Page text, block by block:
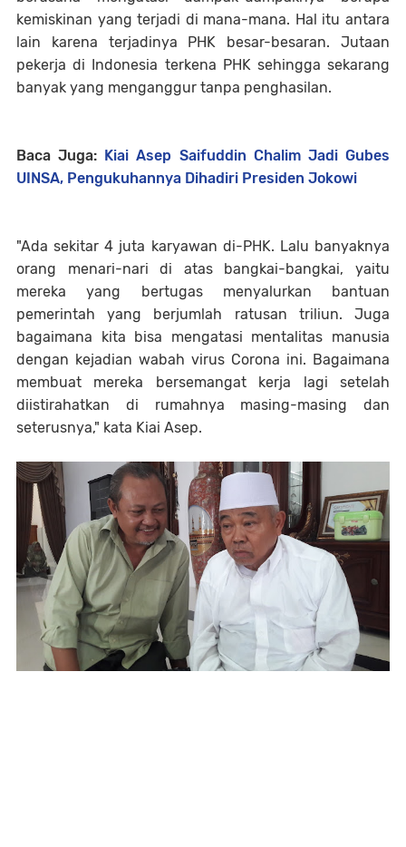
kemiskinan yang terjadi di mana-mana. Hal itu antara
lain karena terjadinya PHK besar-besaran. Jutaan
pekerja di Indonesia terkena PHK sehingga sekarang
banyak yang menganggur tanpa penghasilan.
Baca Juga: Kiai Asep Saifuddin Chalim Jadi Gubes
UINSA, Pengukuhannya Dihadiri Presiden Jokowi
"Ada sekitar 4 juta karyawan di-PHK. Lalu banyaknya
orang menari-nari di atas bangkai-bangkai, yaitu
mereka yang bertugas menyalurkan bantuan
pemerintah yang berjumlah ratusan triliun. Juga
bagaimana kita bisa mengatasi mentalitas manusia
dengan kejadian wabah virus Corona ini. Bagaimana
membuat mereka bersemangat kerja lagi setelah
diistirahatkan di rumahnya masing-masing dan
seterusnya," kata Kiai Asep.